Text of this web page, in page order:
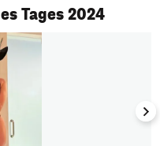
Tages 2024